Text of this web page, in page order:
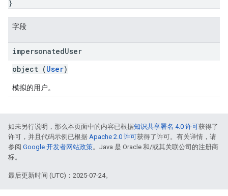
}
字段
impersonatedUser
object (User)
模拟的用户。
如未另行说明，那么本页面中的内容已根据知识共享署名 4.0 许可获得了
许可，并且代码示例已根据 Apache 2.0 许可获得了许可。有关详情，请
参阅 Google 开发者网站政策。Java 是 Oracle 和/或其关联公司的注册商
标。
最后更新时间 (UTC)：2025-07-24。